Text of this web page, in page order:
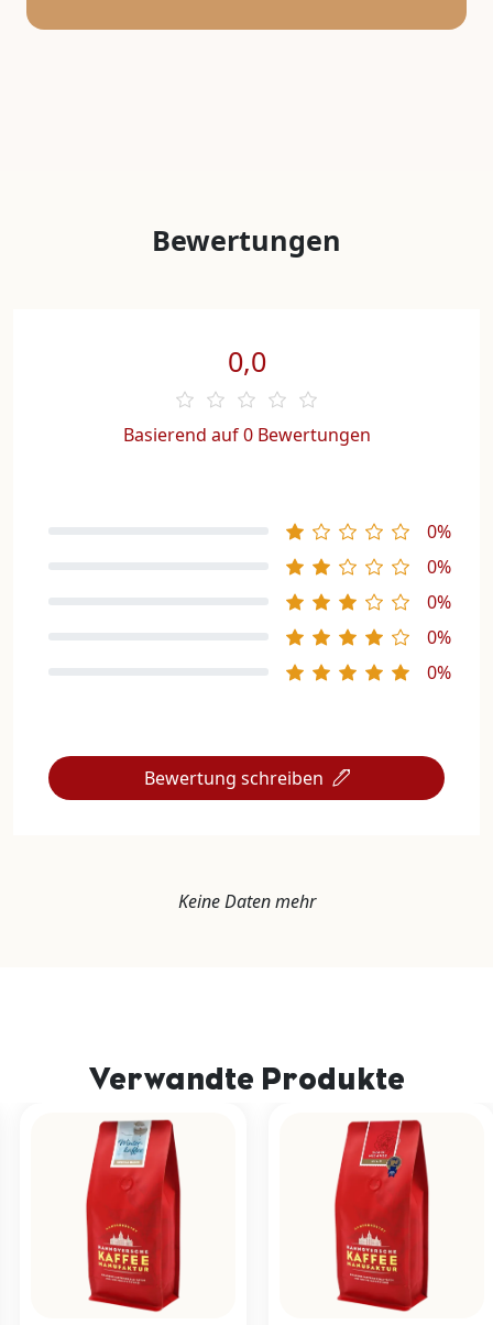
Bewertungen
0,0
Basierend auf 0 Bewertungen
0%
0%
0%
0%
0%
Bewertung schreiben
Keine Daten mehr
Verwandte Produkte